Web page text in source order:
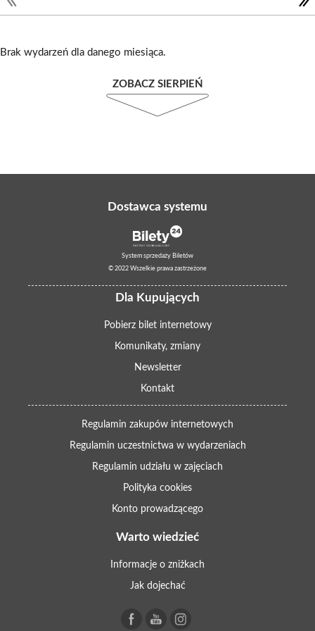
Brak wydarzeń dla danego miesiąca.
ZOBACZ SIERPIEŃ
Dostawca systemu
System sprzedaży Biletów
© 2022 Wszelkie prawa zastrzeżone
Dla Kupujących
Pobierz bilet internetowy
Komunikaty, zmiany
Newsletter
Kontakt
Regulamin zakupów internetowych
Regulamin uczestnictwa w wydarzeniach
Regulamin udziału w zajęciach
Polityka cookies
Konto prowadzącego
Warto wiedzieć
Informacje o zniżkach
Jak dojechać